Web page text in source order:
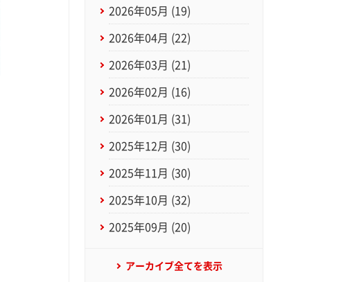
2026年05月 (19)
2026年04月 (22)
2026年03月 (21)
2026年02月 (16)
2026年01月 (31)
2025年12月 (30)
2025年11月 (30)
2025年10月 (32)
2025年09月 (20)
アーカイブ全てを表示